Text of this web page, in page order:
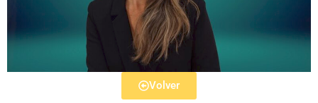
Volver